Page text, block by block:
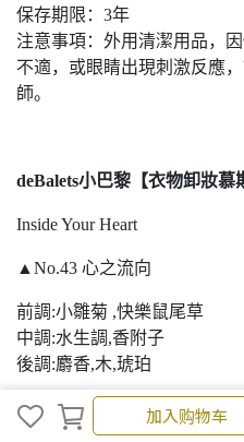
加入购物车
保存期限：3年
注意事項：外用清潔用品，
不適，或眼睛出現刺激反應
師。
deBalets小巴黎【衣物卸妝
Inside Your Heart
▲No.43 心之流向
前調:小雛菊 ,快樂鼠尾草
中調:水生調,香附子
後調:麝香,木,琥珀
產品容量：40ml
使用方法：冷水沾濕，將清